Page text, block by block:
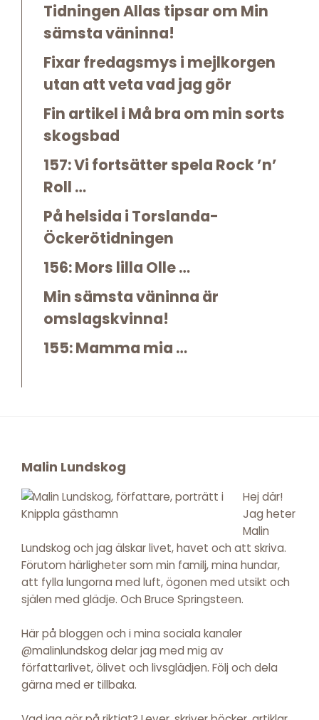
Tidningen Allas tipsar om Min
sämsta väninna!
Fixar fredagsmys i mejlkorgen
utan att veta vad jag gör
Fin artikel i Må bra om min sorts
skogsbad
157: Vi fortsätter spela Rock ’n’
Roll …
På helsida i Torslanda-
Öckerötidningen
156: Mors lilla Olle …
Min sämsta väninna är
omslagskvinna!
155: Mamma mia …
Footer
Malin Lundskog
Hej där!
Jag heter
Malin
Lundskog och jag älskar livet, havet och att skriva.
Förutom härligheter som min familj, mina hundar,
att fylla lungorna med luft, ögonen med utsikt och
själen med glädje. Och Bruce Springsteen.
Här på bloggen och i mina sociala kanaler
@malinlundskog delar jag med mig av
författarlivet, ölivet och livsglädjen. Följ och dela
gärna med er tillbaka.